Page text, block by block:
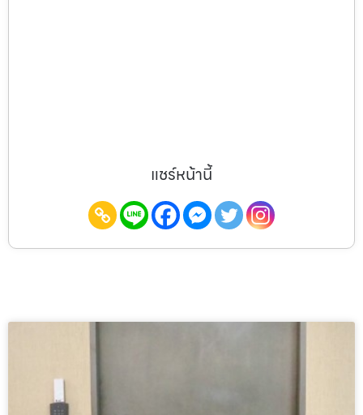
แชร์หน้านี้